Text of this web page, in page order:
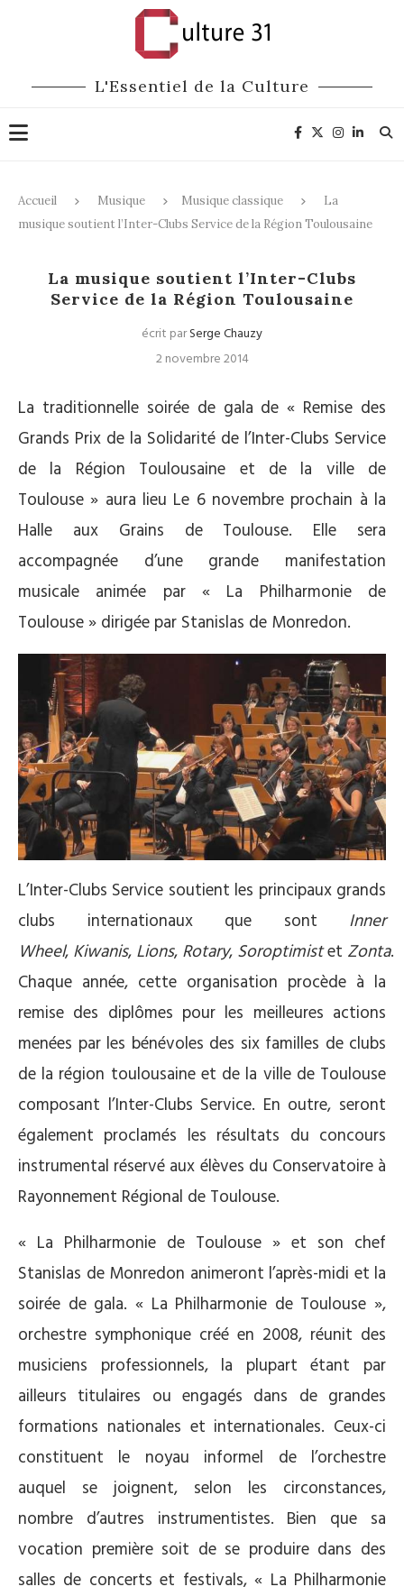
L'Essentiel de la Culture
Accueil Musique Musique classique
La
musique soutient l’Inter-Clubs Service de la Région Toulousaine
La musique soutient l’Inter-Clubs
Service de la Région Toulousaine
écrit parSerge Chauzy
2 novembre 2014
La traditionnelle soirée de gala de « Remise des
Grands Prix de la Solidarité de l’Inter-Clubs Service
de la Région Toulousaine et de la ville de
Toulouse » aura lieu Le 6 novembre prochain à la
Halle aux Grains de Toulouse. Elle sera
accompagnée d’une grande manifestation
musicale animée par « La Philharmonie de
Toulouse » dirigée par Stanislas de Monredon.
L’Inter-Clubs Service soutient les principaux grands
clubs internationaux que sont Inner
Wheel, Kiwanis, Lions, Rotary, Soroptimistet Zonta.
Chaque année, cette organisation procède à la
remise des diplômes pour les meilleures actions
menées par les bénévoles des six familles de clubs
de la région toulousaine et de la ville de Toulouse
composant l’Inter-Clubs Service. En outre, seront
également proclamés les résultats du concours
instrumental réservé aux élèves du Conservatoire à
Rayonnement Régional de Toulouse.
« La Philharmonie de Toulouse » et son chef
Stanislas de Monredon animeront l’après-midi et la
soirée de gala. « La Philharmonie de Toulouse »,
orchestre symphonique créé en 2008, réunit des
musiciens professionnels, la plupart étant par
ailleurs titulaires ou engagés dans de grandes
formations nationales et internationales. Ceux-ci
constituent le noyau informel de l’orchestre
auquel se joignent, selon les circonstances,
nombre d’autres instrumentistes. Bien que sa
vocation première soit de se produire dans des
salles de concerts et festivals, « La Philharmonie